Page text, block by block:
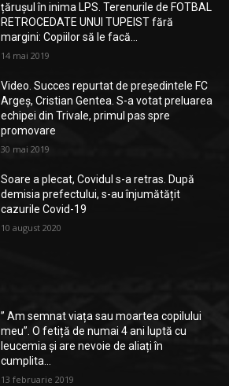
țărușul în inima LPS. Terenurile de FOTBAL
RETROCEDATE UNUI TUPEIST fără
margini: Copiilor să le facă...
14 mai 2019
Video. Succes repurtat de președintele FC
Argeș, Cristian Gentea. S-a votat preluarea
echipei din Trivale, primul pas spre
promovare
30 mai 2019
Soare a plecat, Covidul s-a retras. După
demisia prefectului, s-au înjumătățit
cazurile Covid-19
10 august 2020
” Am semnat viața sau moartea copilului
meu”. O fetiță de numai 4 ani luptă cu
leucemia și are nevoie de aliați în
cumplita...
13 februarie 2019